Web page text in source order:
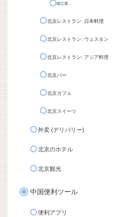
浙江菜
北京レストラン: 日本料理
北京レストラン: ウェスタン
北京レストラン: アジア料理
北京バー
北京カフェ
北京スイーツ
外卖 (デリバリー)
北京のホテル
北京観光
中国便利ツール
便利アプリ